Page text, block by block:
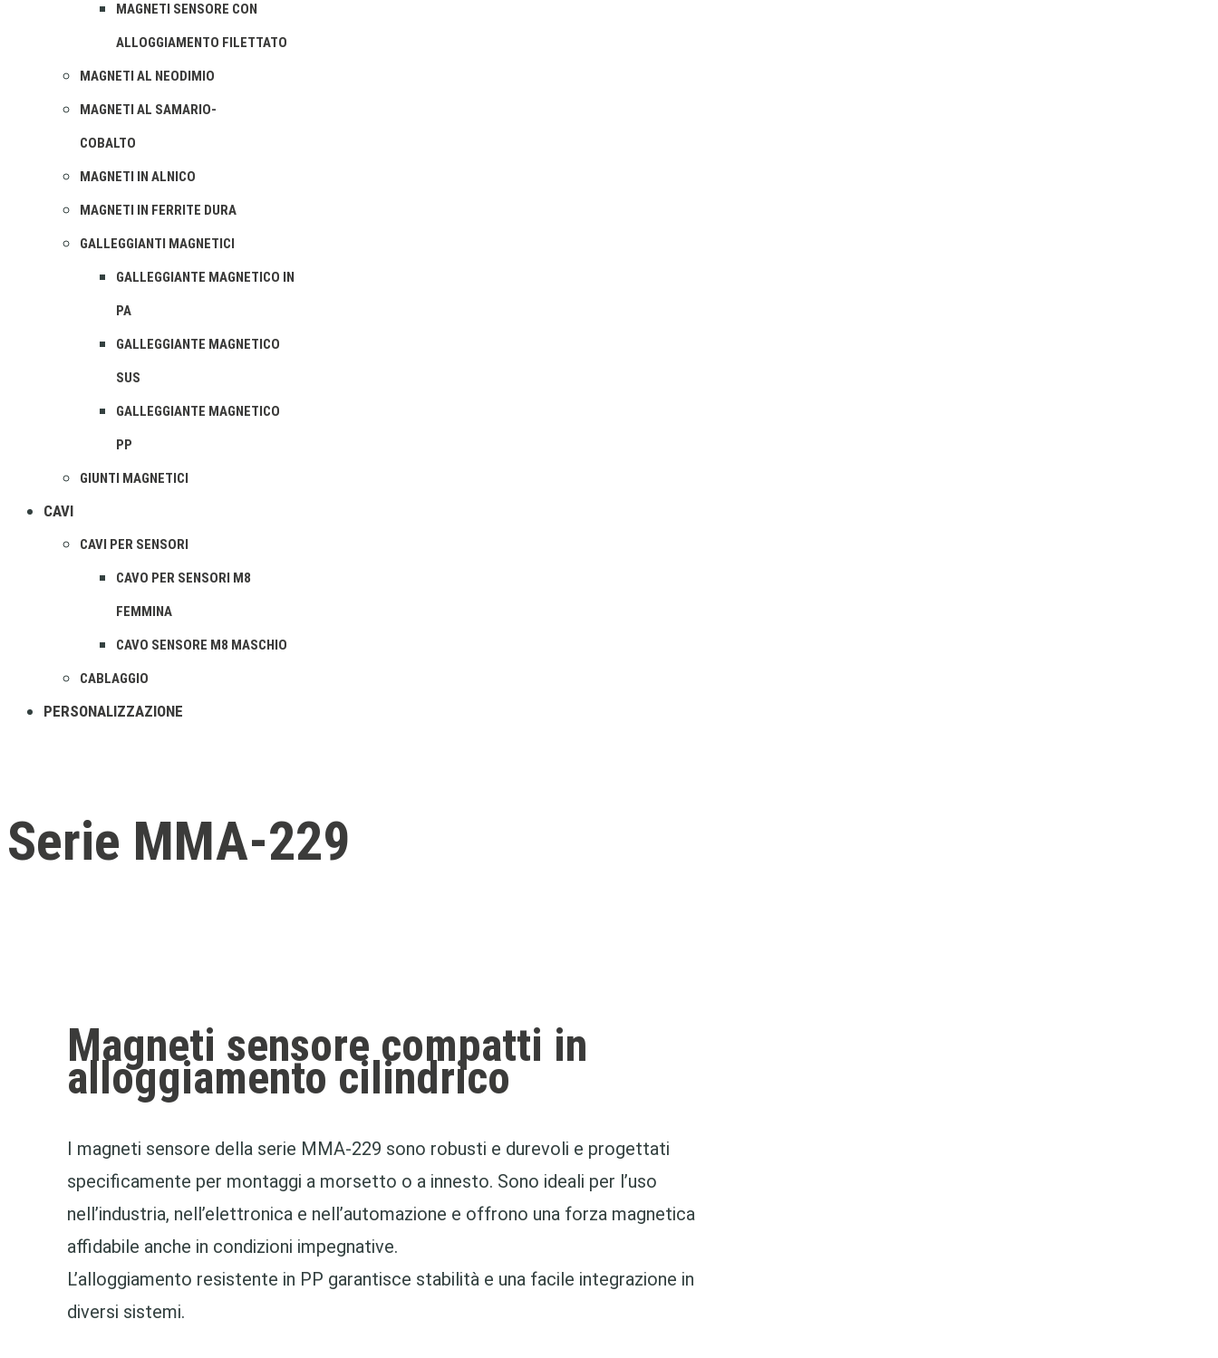
MAGNETI SENSORE CON
ALLOGGIAMENTO FILETTATO
MAGNETI AL NEODIMIO
MAGNETI AL SAMARIO-
COBALTO
MAGNETI IN ALNICO
MAGNETI IN FERRITE DURA
GALLEGGIANTI MAGNETICI
GALLEGGIANTE MAGNETICO IN
PA
GALLEGGIANTE MAGNETICO
SUS
GALLEGGIANTE MAGNETICO
PP
GIUNTI MAGNETICI
CAVI
CAVI PER SENSORI
CAVO PER SENSORI M8
FEMMINA
CAVO SENSORE M8 MASCHIO
CABLAGGIO
PERSONALIZZAZIONE
Serie MMA-229
Magneti sensore compatti in
alloggiamento cilindrico
I magneti sensore della serie MMA-229 sono robusti e durevoli e progettati
specificamente per montaggi a morsetto o a innesto. Sono ideali per l’uso
nell’industria, nell’elettronica e nell’automazione e offrono una forza magnetica
affidabile anche in condizioni impegnative.
L’alloggiamento resistente in PP garantisce stabilità e una facile integrazione in
diversi sistemi.